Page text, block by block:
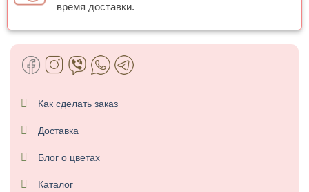
время доставки.
Как сделать заказ
Доставка
Блог о цветах
Каталог